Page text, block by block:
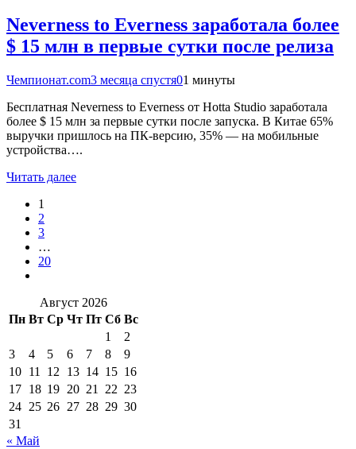
Neverness to Everness заработала более
$ 15 млн в первые сутки после релиза
Чемпионат.com3 месяца спустя01 минуты
Бесплатная Neverness to Everness от Hotta Studio заработала
более $ 15 млн за первые сутки после запуска. В Китае 65%
выручки пришлось на ПК-версию, 35% — на мобильные
устройства….
Читать далее
1
2
3
…
20
Август 2026
Пн Вт Ср Чт Пт Сб Вс
1
2
3
4 5 6 7 8
9
10 11 12 13 14 15 16
17 18 19 20 21 22 23
24 25 26 27 28 29 30
31
« Май